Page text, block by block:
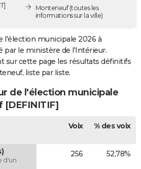
Monteneuf(toutes les
informations sur la ville)
l'élection municipale 2026 à
par le ministère de l'Intérieur.
sur cette page les résultats définitifs
liste par liste.
de l'élection municipale
[DEFINITIF]
Voix % des voix
d'un
256 52,78%